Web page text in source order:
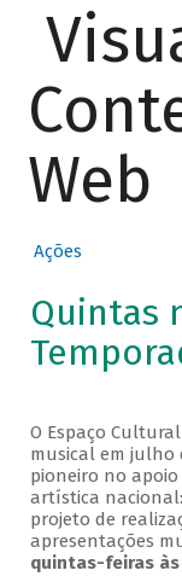
Web
Ações
Quintas
O Espaço
musical em julho
pioneiro no
artística
projeto de
apresentações
quintas-feiras às